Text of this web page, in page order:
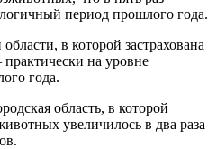
период прошлого года.
в которой застрахована
на уровне
года.
область, в которой
увеличилось в два раза